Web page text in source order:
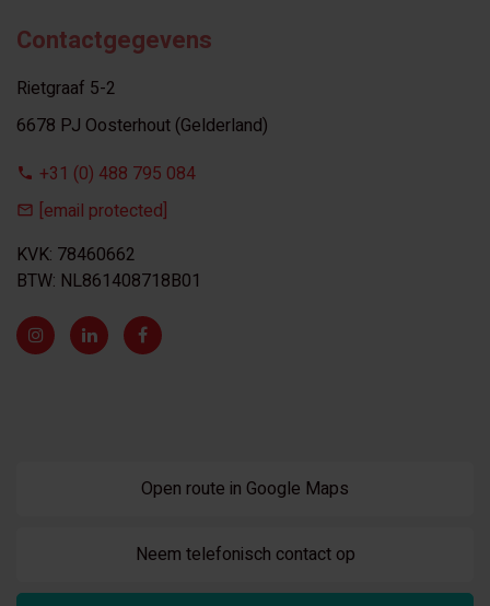
Contactgegevens
Rietgraaf 5-2
6678 PJ Oosterhout (Gelderland)
+31 (0) 488 795 084
[email protected]
KVK: 78460662
BTW: NL861408718B01
Open route in Google Maps
Neem telefonisch contact op